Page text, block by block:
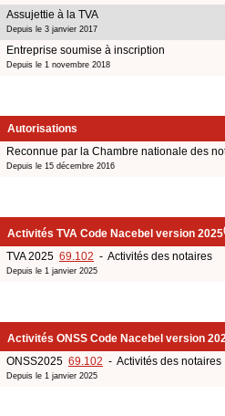
Assujettie à la TVA
Depuis le 3 janvier 2017
Entreprise soumise à inscription
Depuis le 1 novembre 2018
Autorisations
Reconnue par la Chambre nationale des
Depuis le 15 décembre 2016
Activités TVA Code Nacebel version 2025
TVA 2025 69.102 - Activités des notaires
Depuis le 1 janvier 2025
Activités ONSS Code Nacebel version
ONSS2025 69.102 - Activités des notaires
Depuis le 1 janvier 2025